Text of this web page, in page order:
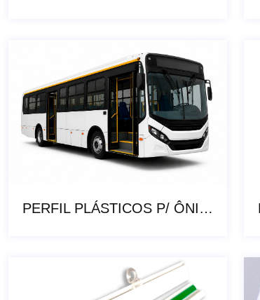
PERFIL PLÁSTICOS P/ ÔNIBUS